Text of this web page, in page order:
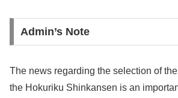
Admin’s Note
The news regarding the selection of
the Hokuriku Shinkansen is an